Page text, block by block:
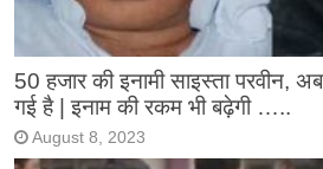
50 हजार की इनामी साइस्ता परवीन,
गई है | इनाम की रकम भी बढ़ेगी …..
August 8, 2023